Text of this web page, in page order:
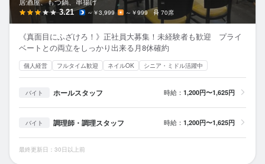
3.21 ～￥3,999 ～￥999 70席
《真面目にふざけろ！》正社員大募集！未経験者も歓迎 プライ
ベートとの両立をしっかり出来る月8休確約
個人経営 フルタイム歓迎 ネイルOK シニア・ミドル活躍中
バイト ホールスタッフ 時給： 1,200円〜1,625円
バイト 調理師・調理スタッフ 時給： 1,200円〜1,625円
最終更新日：30日以上前